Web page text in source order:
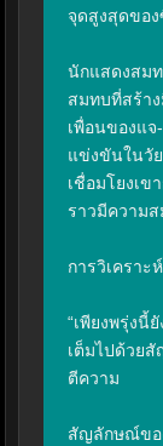
จุดสูงสุดของ
นักแสดงสม
สมทบที่สร้าง
เพื่อนของแ
แข่งขันในวั
เชื่อมโยงเข
ราวมีความ
การวิเคราะ
“เพียงพรุ่งนี้
เต็มไปด้วย
ตีความ
สัญลักษณ์ขอ